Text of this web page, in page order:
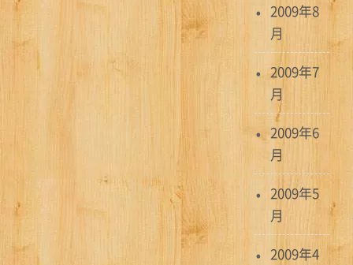
2009年8
月
2009年7
月
2009年6
月
2009年5
月
2009年4